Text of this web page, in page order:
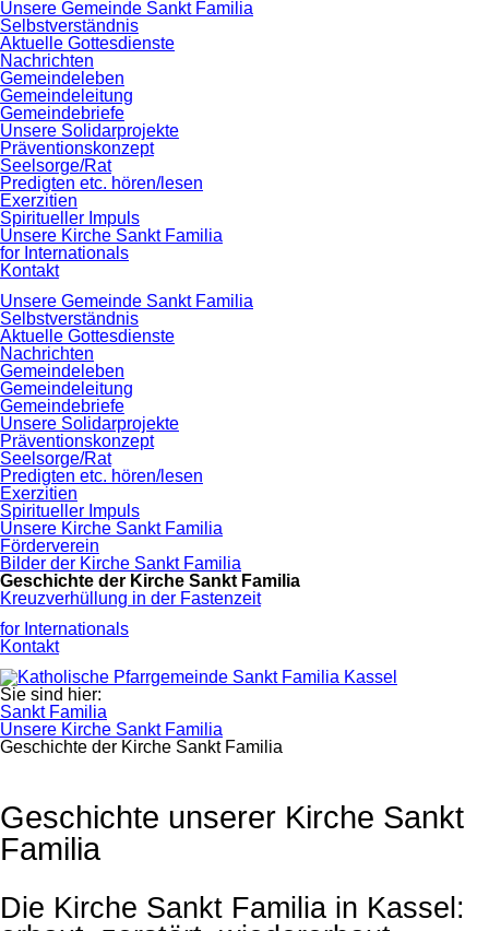
Navigation
überspringen
Unsere Gemeinde Sankt Familia
Selbstverständnis
Aktuelle Gottesdienste
Nachrichten
Gemeindeleben
Gemeindeleitung
Gemeindebriefe
Unsere Solidarprojekte
Präventionskonzept
Seelsorge/Rat
Predigten etc. hören/lesen
Exerzitien
Spiritueller Impuls
Unsere Kirche Sankt Familia
for Internationals
Kontakt
Navigation
überspringen
Unsere Gemeinde Sankt Familia
Selbstverständnis
Aktuelle Gottesdienste
Nachrichten
Gemeindeleben
Gemeindeleitung
Gemeindebriefe
Unsere Solidarprojekte
Präventionskonzept
Seelsorge/Rat
Predigten etc. hören/lesen
Exerzitien
Spiritueller Impuls
Unsere Kirche Sankt Familia
Förderverein
Bilder der Kirche Sankt Familia
Geschichte der Kirche Sankt Familia
Kreuzverhüllung in der Fastenzeit
for Internationals
Kontakt
Sie sind hier:
Sankt Familia
Unsere Kirche Sankt Familia
Geschichte der Kirche Sankt Familia
Geschichte unserer Kirche Sankt
Familia
Die Kirche Sankt Familia in Kassel: